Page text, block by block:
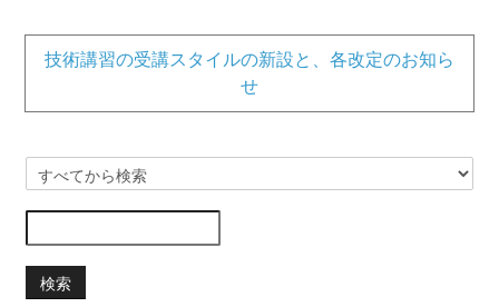
技術講習の受講スタイルの新設と、各改定のお知ら
せ
検索